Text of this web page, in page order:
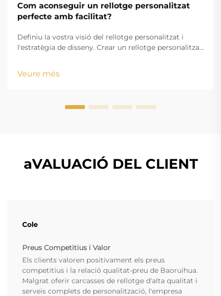
Com aconseguir un rellotge personalitzat
perfecte amb facilitat?
Definiu la vostra visió del rellotge personalitzat i
l'estratègia de disseny. Crear un rellotge personalitzat
requisits funcionals. Ja sigui que creeu mercaderia
Veure més
aVALUACIÓ DEL CLIENT
Cole
Preus Competitius i Valor
Els clients valoren positivament els preus
competitius i la relació qualitat-preu de Baoruihua.
Malgrat oferir carcasses de rellotge d'alta qualitat i
serveis complets de personalització, l'empresa